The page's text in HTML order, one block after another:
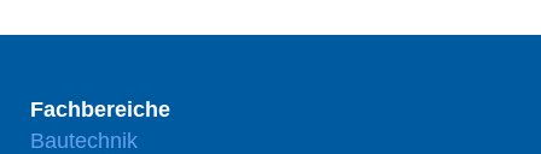
Fachbereiche
Bautechnik